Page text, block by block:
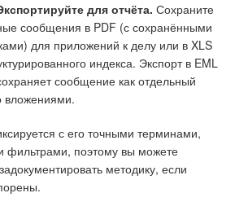
для отчёта. Сохраните
сообщения в PDF (с сохранёнными
для приложений к делу или в XLS
индекса. Экспорт в EML
сообщение как отдельный
вложениями.
с его точными терминами,
фильтрами, поэтому вы можете
методику, если